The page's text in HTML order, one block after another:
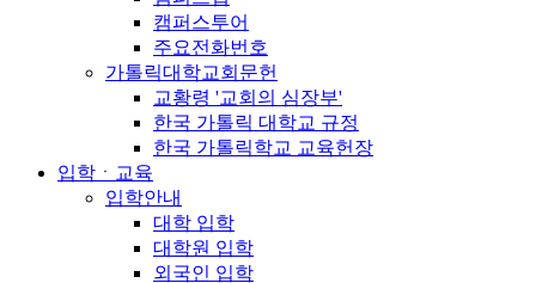
캠퍼스투어
주요전화번호
가톨릭대학교회문헌
교황령 '교회의 심장부'
한국 가톨릭 대학교 규정
한국 가톨릭학교 교육헌장
입학ㆍ교육
입학안내
대학 입학
대학원 입학
외국인 입학